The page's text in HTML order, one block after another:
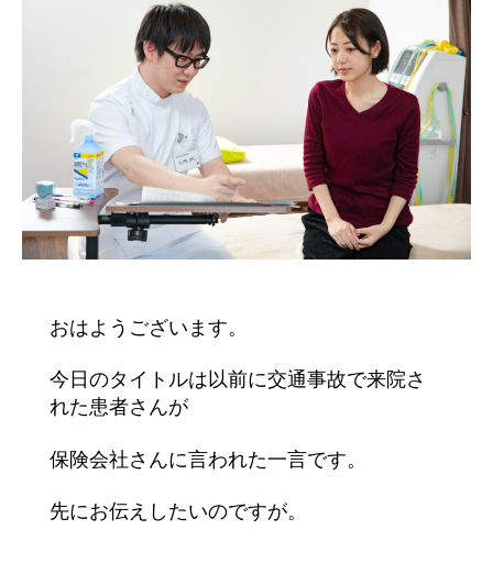
おはようございます。
今日のタイトルは以前に交通事故で来院さ
れた患者さんが
保険会社さんに言われた一言です。
先にお伝えしたいのですが。